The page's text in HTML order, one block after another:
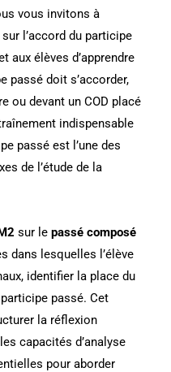
vous invitons à
l’accord du participe
aux élèves d’apprendre
passé doit s’accorder,
ou devant un COD placé
indispensable
passé est l’une des
de l’étude de la
sur le passé composé
dans lesquelles l’élève
identifier la place du
passé. Cet
la réflexion
capacités d’analyse
pour aborder